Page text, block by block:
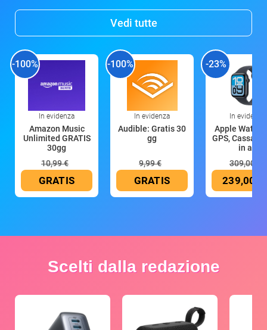
Vedi tutte
-100%
In evidenza
Amazon Music
Unlimited GRATIS
30gg
10,99 €
GRATIS
-100%
In evidenza
Audible: Gratis 30
gg
9,99 €
GRATIS
-23%
In evidenza
Apple Watch
GPS, Cassa
in all
309,00 €
239,00 €
Scelti dalla redazione